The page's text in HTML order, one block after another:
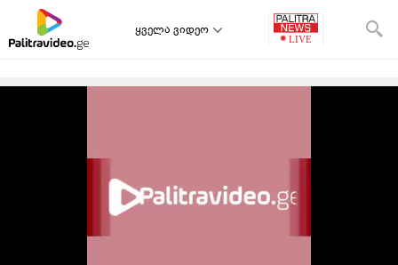
ყველა ვიდეო